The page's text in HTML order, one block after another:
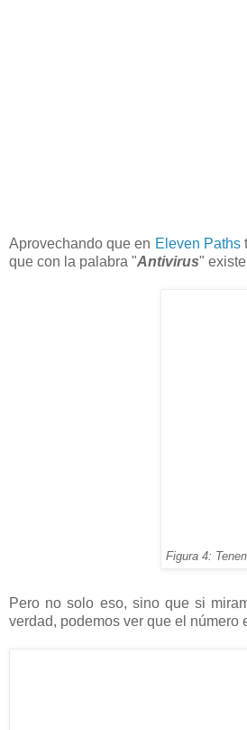
Aprovechando que en Eleven Paths
que con la palabra "Antivirus"
Figura 4:
Pero no solo eso, sino que si
verdad, podemos ver que el número